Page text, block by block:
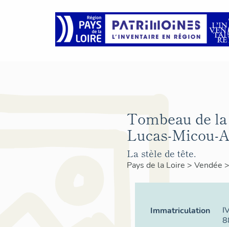
Tombeau de
Lucas-Micou-
La stèle de tête.
Pays de la Loire > Vendée
Immatriculation